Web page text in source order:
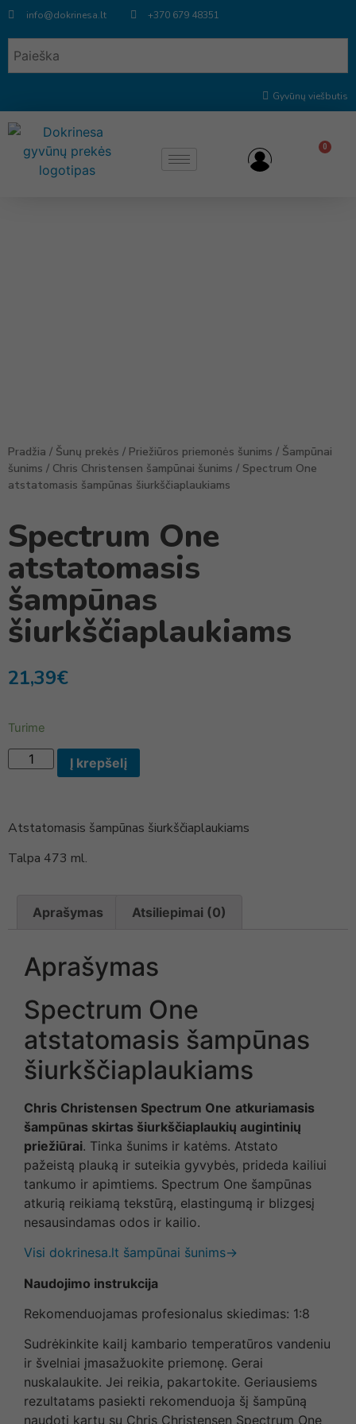
info@dokrinesa.lt +370 679 48351
Gyvūnų viešbutis
0
Pradžia / Šunų prekės / Priežiūros priemonės šunims / Šampūnai
šunims / Chris Christensen šampūnai šunims / Spectrum One
atstatomasis šampūnas šiurkščiaplaukiams
Spectrum One
atstatomasis
šampūnas
šiurkščiaplaukiams
21,39€
Turime
Į krepšelį
Atstatomasis šampūnas šiurkščiaplaukiams
Talpa 473 ml.
Aprašymas Atsiliepimai (0)
Aprašymas
Spectrum One
atstatomasis šampūnas
šiurkščiaplaukiams
Chris Christensen Spectrum One atkuriamasis
šampūnas skirtas šiurkščiaplaukių augintinių
priežiūrai. Tinka šunims ir katėms. Atstato
pažeistą plauką ir suteikia gyvybės, prideda kailiui
tankumo ir apimtiems. Spectrum One šampūnas
atkurią reikiamą tekstūrą, elastingumą ir blizgesį
nesausindamas odos ir kailio.
Visi dokrinesa.lt šampūnai šunims→
Naudojimo instrukcija
Rekomenduojamas profesionalus skiedimas: 1:8
Sudrėkinkite kailį kambario temperatūros vandeniu
ir švelniai įmasažuokite priemonę. Gerai
nuskalaukite. Jei reikia, pakartokite. Geriausiems
rezultatams pasiekti rekomenduoja šį šampūną
naudoti kartu su Chris Christensen Spectrum One